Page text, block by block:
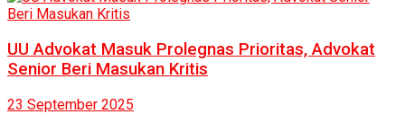
UU Advokat Masuk Prolegnas Prioritas, Advokat
Senior Beri Masukan Kritis
23 September 2025